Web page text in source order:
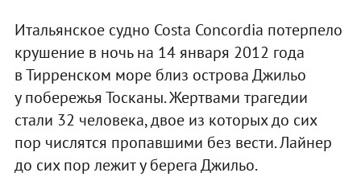
Итальянское судно Costa Concordia потерпело
крушение в ночь на 14 января 2012 года
в Тирренском море близ острова Джильо
у побережья Тосканы. Жертвами трагедии
стали 32 человека, двое из которых до сих
пор числятся пропавшими без вести. Лайнер
до сих пор лежит у берега Джильо.